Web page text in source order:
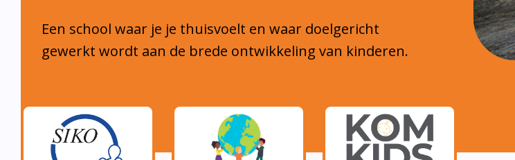
Een school waar je je thuisvoelt en waar doelgericht
gewerkt wordt aan de brede ontwikkeling van kinderen.